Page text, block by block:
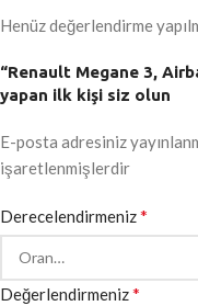
Henüz değerlendirme
“Renault Megane 3,
yapan ilk kişi siz olun
E-posta adresiniz
işaretlenmişlerdir
Derecelendirmeniz*
Değerlendirmeniz*